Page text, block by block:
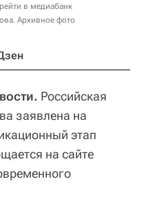
в медиабанк
Архивное фото
Российская
заявлена на
этап
на сайте